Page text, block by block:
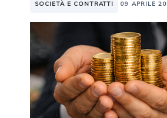
SOCIETÀ E CONTRATTI 09 APRILE